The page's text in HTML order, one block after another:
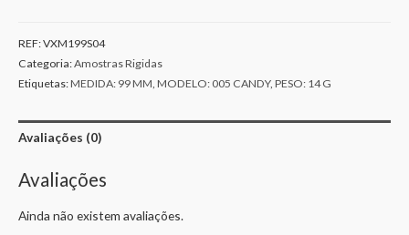
REF:VXM199S04
Categoria:Amostras Rigidas
Etiquetas:MEDIDA: 99 MM, MODELO: 005 CANDY, PESO: 14 G
Avaliações (0)
Avaliações
Ainda não existem avaliações.